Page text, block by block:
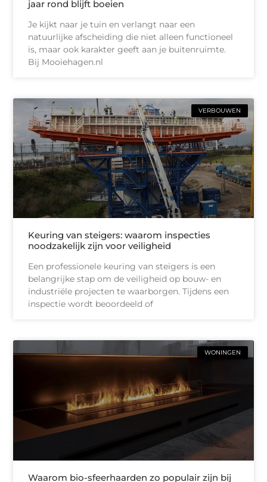
jaar rond blijft boeien
Je kijkt naar je tuin en verlangt naar een
natuurlijke afscheiding die niet alleen functioneel
is, maar ook karakter geeft aan je buitenruimte.
Bij Mooiehagen.nl
VERBOUWEN
Keuring van steigers: waarom inspecties
noodzakelijk zijn voor veiligheid
Een professionele keuring van steigers is een
belangrijke stap om de veiligheid op bouw- en
industriële projecten te waarborgen. Tijdens een
inspectie wordt beoordeeld of
WONINGEN
Waarom bio-sfeerhaarden zo populair zijn bij